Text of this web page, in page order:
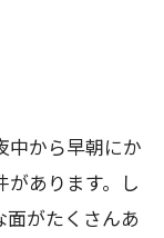
中から早朝にか
あります。し
面がたくさんあ